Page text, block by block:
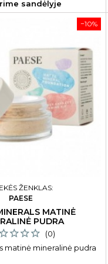
sandėlyje
−10%
ŽENKLAS:
PAESE
MATINĖ
PUDRA
(0)
matinė mineralinė pudra